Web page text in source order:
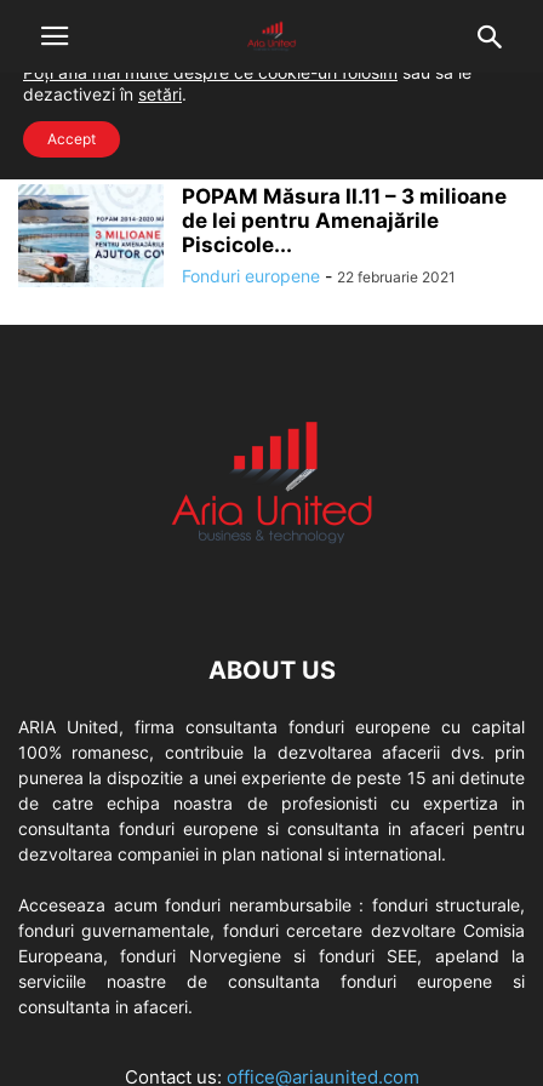
Home Tags Acvacultură
acvacultură
POPAM Măsura II.11 – 3 milioane
de lei pentru Amenajările
Piscicole...
Fonduri europene - 22 februarie 2021
ABOUT US
ARIA United, firma consultanta fonduri europene cu capital
100% romanesc, contribuie la dezvoltarea afacerii dvs. prin
punerea la dispozitie a unei experiente de peste 15 ani detinute
de catre echipa noastra de profesionisti cu expertiza in
consultanta fonduri europene si consultanta in afaceri pentru
dezvoltarea companiei in plan national si international.
Acceseaza acum fonduri nerambursabile : fonduri structurale,
fonduri guvernamentale, fonduri cercetare dezvoltare Comisia
Europeana, fonduri Norvegiene si fonduri SEE, apeland la
serviciile noastre de consultanta fonduri europene si
consultanta in afaceri.
Contact us: office@ariaunited.com
Folosim cookie-uri pentru a-ți oferi cea mai bună experiență pe
situl nostru.
Poți afla mai multe despre ce cookie-uri folosim sau să le
dezactivezi în setări.
Accept